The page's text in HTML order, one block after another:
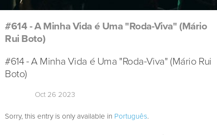
#614 - A Minha Vida é Uma "Roda-Viva" (Mário
Rui Boto)
#614 - A Minha Vida é Uma "Roda-Viva" (Mário Rui
Boto)
Oct 26 2023
Sorry, this entry is only available in Português.